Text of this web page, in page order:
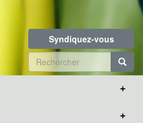
Syndiquez-vous
Formulaire
de